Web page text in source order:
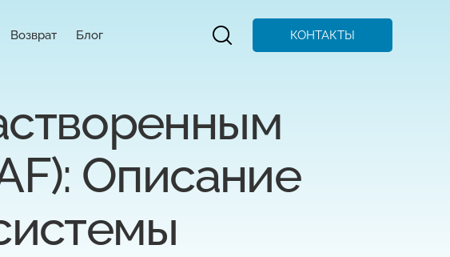
Возврат Блог КОНТАКТЫ
Описание